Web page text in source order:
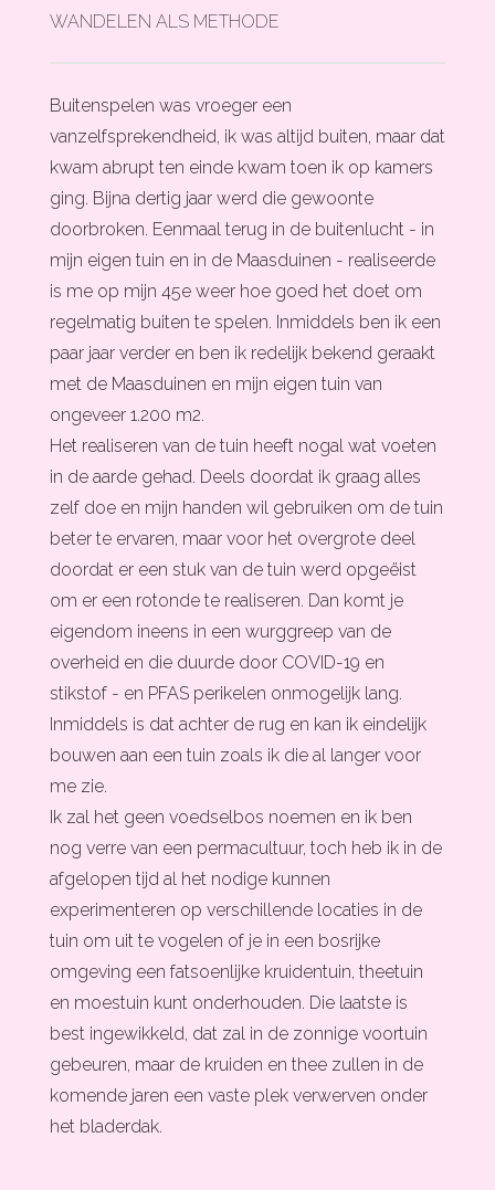
WANDELEN ALS METHODE
Buitenspelen was vroeger een
vanzelfsprekendheid, ik was altijd buiten, maar dat
kwam abrupt ten einde kwam toen ik op kamers
ging. Bijna dertig jaar werd die gewoonte
doorbroken. Eenmaal terug in de buitenlucht - in
mijn eigen tuin en in de Maasduinen - realiseerde
is me op mijn 45e weer hoe goed het doet om
regelmatig buiten te spelen. Inmiddels ben ik een
paar jaar verder en ben ik redelijk bekend geraakt
met de Maasduinen en mijn eigen tuin van
ongeveer 1.200 m2.
Het realiseren van de tuin heeft nogal wat voeten
in de aarde gehad. Deels doordat ik graag alles
zelf doe en mijn handen wil gebruiken om de tuin
beter te ervaren, maar voor het overgrote deel
doordat er een stuk van de tuin werd opgeëist
om er een rotonde te realiseren. Dan komt je
eigendom ineens in een wurggreep van de
overheid en die duurde door COVID-19 en
stikstof - en PFAS perikelen onmogelijk lang.
Inmiddels is dat achter de rug en kan ik eindelijk
bouwen aan een tuin zoals ik die al langer voor
me zie.
Ik zal het geen voedselbos noemen en ik ben
nog verre van een permacultuur, toch heb ik in de
afgelopen tijd al het nodige kunnen
experimenteren op verschillende locaties in de
tuin om uit te vogelen of je in een bosrijke
omgeving een fatsoenlijke kruidentuin, theetuin
en moestuin kunt onderhouden. Die laatste is
best ingewikkeld, dat zal in de zonnige voortuin
gebeuren, maar de kruiden en thee zullen in de
komende jaren een vaste plek verwerven onder
het bladerdak.